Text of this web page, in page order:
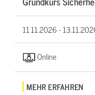
11.11.2026 -
Online
MEHR ERFAHREN